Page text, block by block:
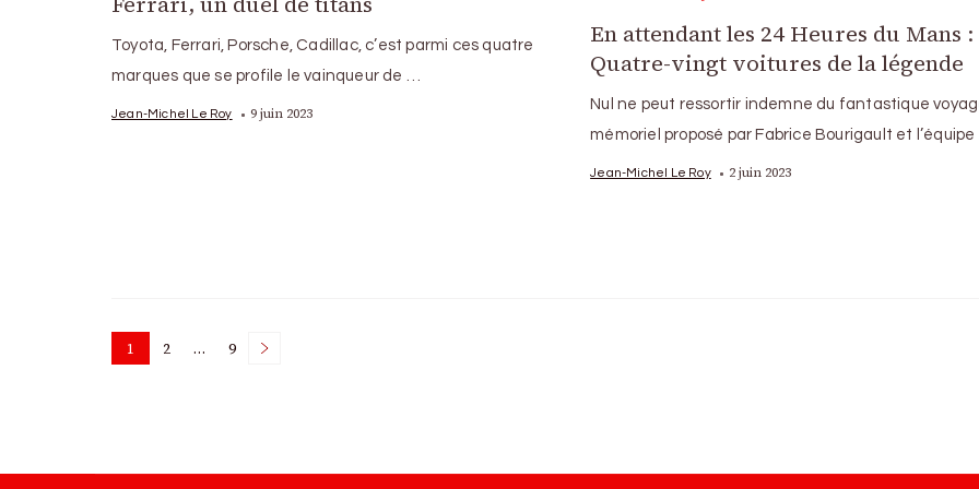
Toyota, Ferrari, Porsche, Cadillac, c’est parmi ces quatre
marques que se profile le vainqueur de …
Jean-Michel Le Roy 9 juin 2023
En attendant les 24 Heures du Mans :
Quatre-vingt voitures de la légende
Nul ne peut ressortir indemne du fantastique
mémoriel proposé par Fabrice Bourigault et
Jean-Michel Le Roy 2 juin 2023
Posts
Page
1 Page
2 … Page
9